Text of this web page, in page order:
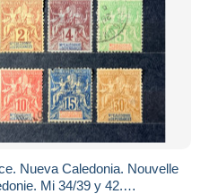
Nueva Caledonia. Nouvelle
Mi 34/39 y 42.